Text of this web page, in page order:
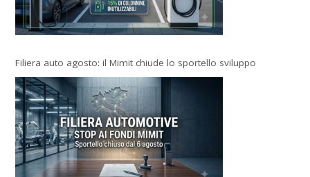
Filiera auto agosto: il Mimit chiude lo sportello sviluppo